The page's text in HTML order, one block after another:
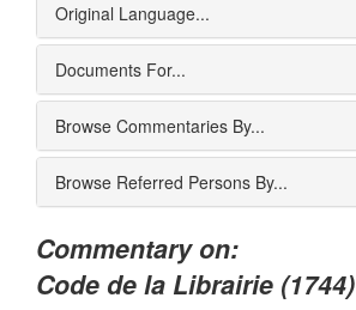
Original Language...
Documents For...
Browse Commentaries By...
Browse Referred Persons By...
Commentary on:
Code de la Librairie (1744)